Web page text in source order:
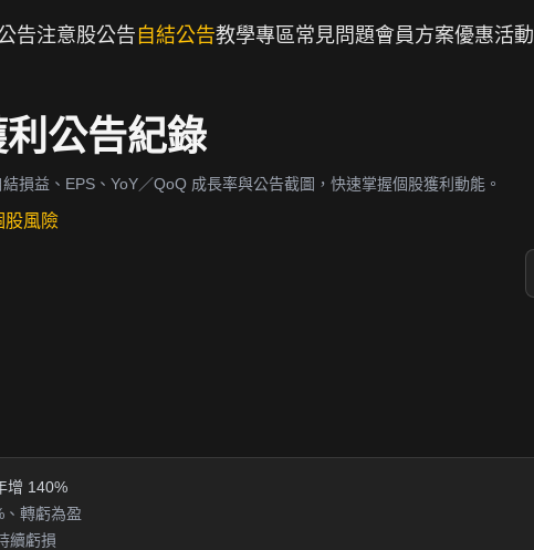
告注意股公告 自結公告教學專區常見問題會員方案優惠活動
公告紀錄
損益、EPS、YoY／QoQ 成長率與公告截圖，快速掌握個股獲利動能。
股風險
增 140%
轉虧為盈
續虧損